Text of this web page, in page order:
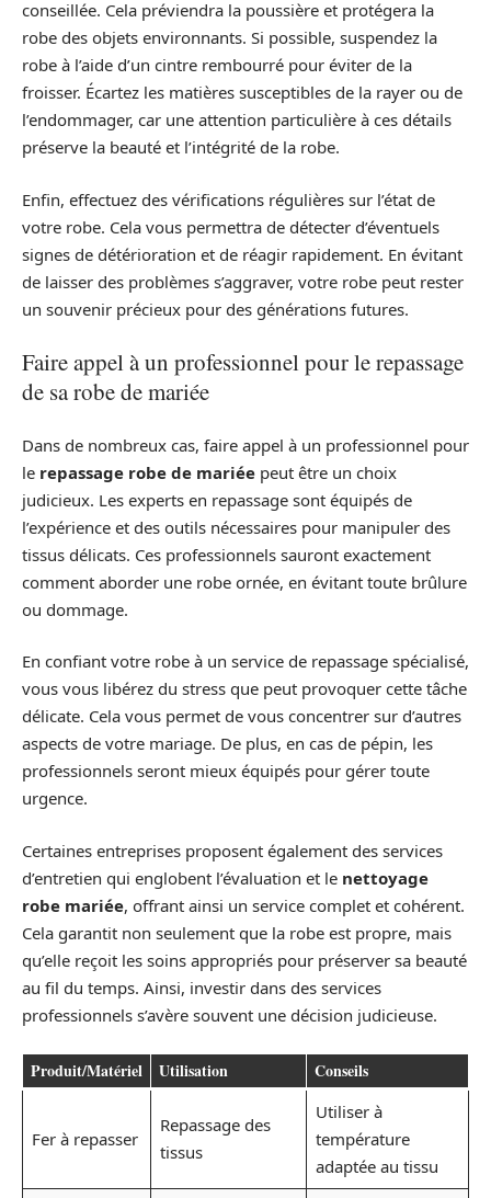
conseillée. Cela préviendra la poussière et protégera la
robe des objets environnants. Si possible, suspendez la
robe à l’aide d’un cintre rembourré pour éviter de la
froisser. Écartez les matières susceptibles de la rayer ou de
l’endommager, car une attention particulière à ces détails
préserve la beauté et l’intégrité de la robe.
Enfin, effectuez des vérifications régulières sur l’état de
votre robe. Cela vous permettra de détecter d’éventuels
signes de détérioration et de réagir rapidement. En évitant
de laisser des problèmes s’aggraver, votre robe peut rester
un souvenir précieux pour des générations futures.
Faire appel à un professionnel pour le repassage
de sa robe de mariée
Dans de nombreux cas, faire appel à un professionnel pour
le repassage robe de mariée peut être un choix
judicieux. Les experts en repassage sont équipés de
l’expérience et des outils nécessaires pour manipuler des
tissus délicats. Ces professionnels sauront exactement
comment aborder une robe ornée, en évitant toute brûlure
ou dommage.
En confiant votre robe à un service de repassage spécialisé,
vous vous libérez du stress que peut provoquer cette tâche
délicate. Cela vous permet de vous concentrer sur d’autres
aspects de votre mariage. De plus, en cas de pépin, les
professionnels seront mieux équipés pour gérer toute
urgence.
Certaines entreprises proposent également des services
d’entretien qui englobent l’évaluation et le nettoyage
robe mariée, offrant ainsi un service complet et cohérent.
Cela garantit non seulement que la robe est propre, mais
qu’elle reçoit les soins appropriés pour préserver sa beauté
au fil du temps. Ainsi, investir dans des services
professionnels s’avère souvent une décision judicieuse.
Produit/Matériel Utilisation Conseils
Fer à repasser
Repassage des
tissus
Utiliser à
température
adaptée au tissu